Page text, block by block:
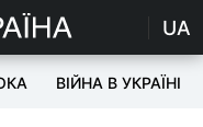
UA
ВІЙНА В УКРАЇНІ